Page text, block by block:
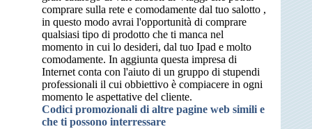
comprare sulla rete e comodamente dal tuo salotto ,
in questo modo avrai l'opportunità di comprare
qualsiasi tipo di prodotto che ti manca nel
momento in cui lo desideri, dal tuo Ipad e molto
comodamente. In aggiunta questa impresa di
Internet conta con l'aiuto di un gruppo di stupendi
professionali il cui obbiettivo è compiacere in ogni
momento le aspettative del cliente.
Codici promozionali di altre pagine web simili e
che ti possono interressare